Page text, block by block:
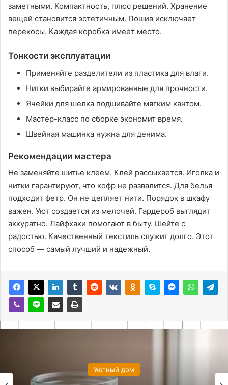
заметными. Компактность, плюс решений. Хранение
вещей становится эстетичным. Пошив исключает
перекосы. Каждая коробка имеет место.
Тонкости эксплуатации
Применяйте разделители из пластика для влаги.
Нитки выбирайте армированные для прочности.
Ячейки для шелка подшивайте мягким кантом.
Мастер-класс по сборке экономит время.
Швейная машинка нужна для денима.
Рекомендации мастера
Не заменяйте шитье клеем. Клей рассыхается. Иголка и
нитки гарантируют, что кофр не развалится. Для белья
подходит фетр. Он не цепляет нити. Порядок в шкафу
важен. Уют создается из мелочей. Гардероб выглядит
аккуратно. Лайфхаки помогают в быту. Шейте с
радостью. Качественный текстиль служит долго. Этот
способ — самый лучший и надежный.
Уютный дом